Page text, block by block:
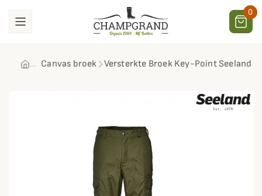
0
Canvas broek Versterkte Broek Key-Point Seeland